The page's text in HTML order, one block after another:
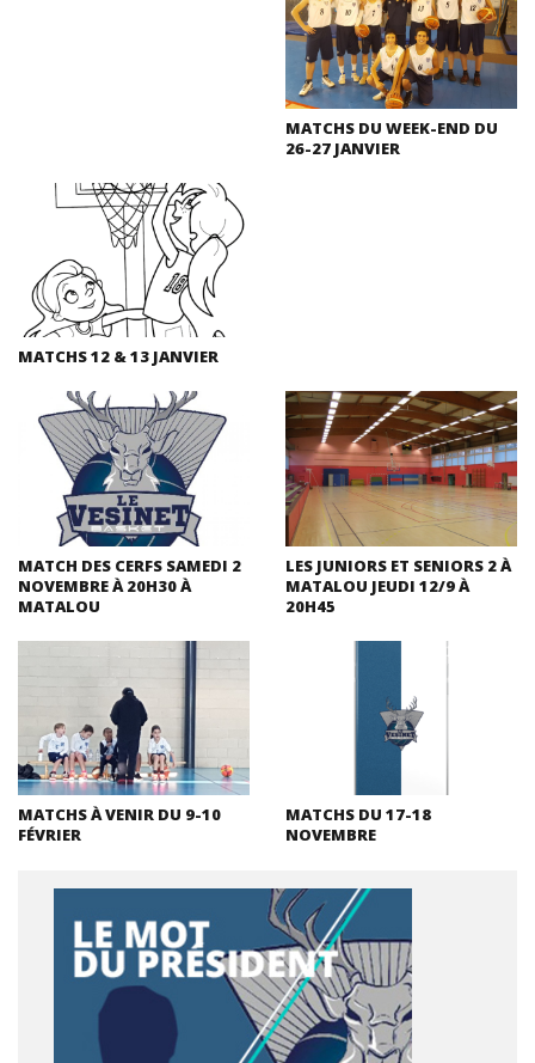
MATCHS DU WEEK-END DU
26-27 JANVIER
MATCHS 12 & 13 JANVIER
MATCH DES CERFS SAMEDI 2
NOVEMBRE À 20H30 À
MATALOU
LES JUNIORS ET SENIORS 2 À
MATALOU JEUDI 12/9 À
20H45
MATCHS À VENIR DU 9-10
FÉVRIER
MATCHS DU 17-18
NOVEMBRE